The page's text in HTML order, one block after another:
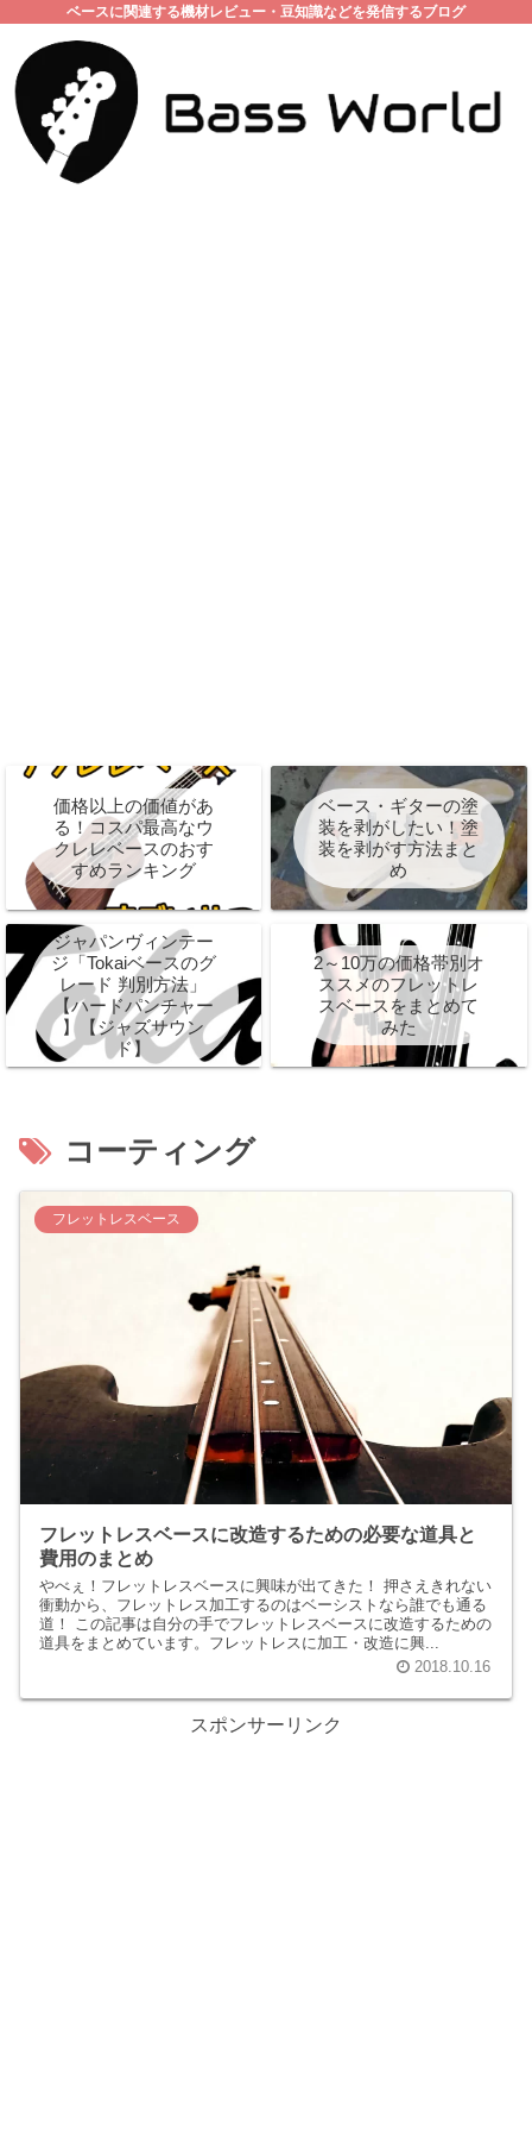
ベースに関連する機材レビュー・豆知識などを発信するブログ
価格以上の価値があ
る！コスパ最高なウ
クレレベースのおす
すめランキング
ベース・ギターの塗
装を剥がしたい！塗
装を剥がす方法まと
め
ジャパンヴィンテー
ジ「Tokaiベースのグ
レード 判別方法」
【ハードパンチャー
】【ジャズサウン
ド】
2～10万の価格帯別オ
ススメのフレットレ
スベースをまとめて
みた
コーティング
フレットレスベース
フレットレスベースに改造するための必要な道具と
費用のまとめ
やべぇ！フレットレスベースに興味が出てきた！ 押さえきれない
衝動から、フレットレス加工するのはベーシストなら誰でも通る
道！ この記事は自分の手でフレットレスベースに改造するための
道具をまとめています。フレットレスに加工・改造に興...
2018.10.16
スポンサーリンク